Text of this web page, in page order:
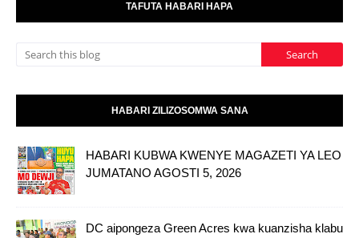
TAFUTA HABARI HAPA
HABARI ZILIZOSOMWA SANA
HABARI KUBWA KWENYE MAGAZETI YA LEO
JUMATANO AGOSTI 5, 2026
DC aipongeza Green Acres kwa kuanzisha klabu